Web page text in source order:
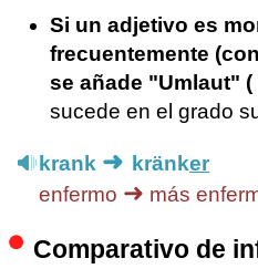
Si un adjetivo es
frecuentemente
se añade "Umlaut" (
sucede en el grado
krank ➜ kränker
enfermo ➜ más
Comparativo de